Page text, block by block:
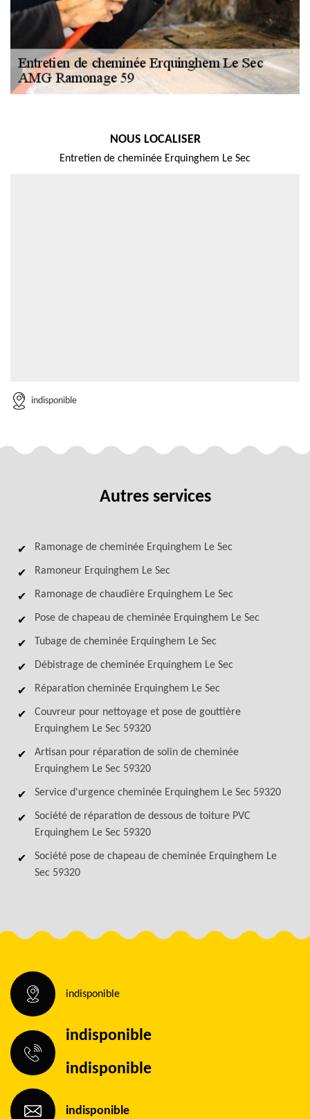
NOUS LOCALISER
Entretien de cheminée Erquinghem Le Sec
indisponible
Autres services
Ramonage de cheminée Erquinghem Le Sec
Ramoneur Erquinghem Le Sec
Ramonage de chaudière Erquinghem Le Sec
Pose de chapeau de cheminée Erquinghem Le Sec
Tubage de cheminée Erquinghem Le Sec
Débistrage de cheminée Erquinghem Le Sec
Réparation cheminée Erquinghem Le Sec
Couvreur pour nettoyage et pose de gouttière
Erquinghem Le Sec 59320
Artisan pour réparation de solin de cheminée
Erquinghem Le Sec 59320
Service d'urgence cheminée Erquinghem Le Sec 59320
Société de réparation de dessous de toiture PVC
Erquinghem Le Sec 59320
Société pose de chapeau de cheminée Erquinghem Le
Sec 59320
indisponible
indisponible
indisponible
indisponible